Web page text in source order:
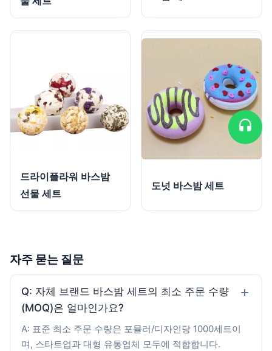
드라이플라워 바스밤
선물 세트
도넛 바스밤 세트
자주 묻는 질문
Q: 자체 브랜드 바스밤 세트의 최소 주문 수량
(MOQ)은 얼마인가요?
A: 표준 최소 주문 수량은 포뮬러/디자인당 1000세트이
며, 스타트업과 대형 유통업체 모두에 적합합니다.